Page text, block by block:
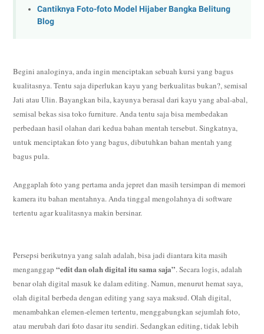
Cantiknya Foto-foto Model Hijaber Bangka Belitung
Blog
Begini analoginya, anda ingin menciptakan sebuah kursi yang bagus
kualitasnya. Tentu saja diperlukan kayu yang berkualitas bukan?, semisal
Jati atau Ulin. Bayangkan bila, kayunya berasal dari kayu yang abal-abal,
semisal bekas sisa toko furniture. Anda tentu saja bisa membedakan
perbedaan hasil olahan dari kedua bahan mentah tersebut. Singkatnya,
untuk menciptakan foto yang bagus, dibutuhkan bahan mentah yang
bagus pula.
Anggaplah foto yang pertama anda jepret dan masih tersimpan di memori
kamera itu bahan mentahnya. Anda tinggal mengolahnya di software
tertentu agar kualitasnya makin bersinar.
Persepsi berikutnya yang salah adalah, bisa jadi diantara kita masih
menganggap “edit dan olah digital itu sama saja”. Secara logis, adalah
benar olah digital masuk ke dalam editing. Namun, menurut hemat saya,
olah digital berbeda dengan editing yang saya maksud. Olah digital,
menambahkan elemen-elemen tertentu, menggabungkan sejumlah foto,
atau merubah dari foto dasar itu sendiri. Sedangkan editing, tidak lebih